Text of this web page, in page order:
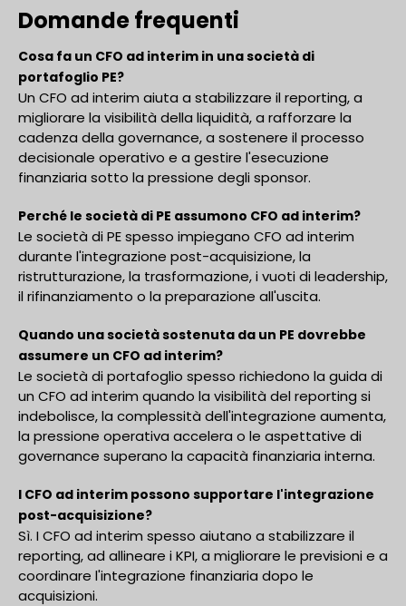
Domande frequenti
Cosa fa un CFO ad interim in una società di
portafoglio PE?
Un CFO ad interim aiuta a stabilizzare il reporting, a
migliorare la visibilità della liquidità, a rafforzare la
cadenza della governance, a sostenere il processo
decisionale operativo e a gestire l'esecuzione
finanziaria sotto la pressione degli sponsor.
Perché le società di PE assumono CFO ad interim?
Le società di PE spesso impiegano CFO ad interim
durante l'integrazione post-acquisizione, la
ristrutturazione, la trasformazione, i vuoti di leadership,
il rifinanziamento o la preparazione all'uscita.
Quando una società sostenuta da un PE dovrebbe
assumere un CFO ad interim?
Le società di portafoglio spesso richiedono la guida di
un CFO ad interim quando la visibilità del reporting si
indebolisce, la complessità dell'integrazione aumenta,
la pressione operativa accelera o le aspettative di
governance superano la capacità finanziaria interna.
I CFO ad interim possono supportare l'integrazione
post-acquisizione?
Sì. I CFO ad interim spesso aiutano a stabilizzare il
reporting, ad allineare i KPI, a migliorare le previsioni e a
coordinare l'integrazione finanziaria dopo le
acquisizioni.